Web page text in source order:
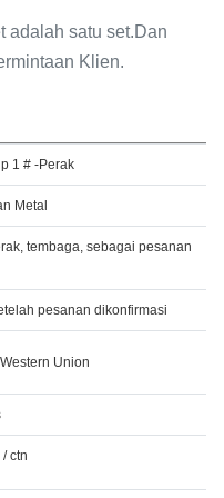
adalah satu set.Dan
Klien.
1 # -Perak
Metal
tembaga, sebagai pesanan
pesanan dikonfirmasi
Union
ctn